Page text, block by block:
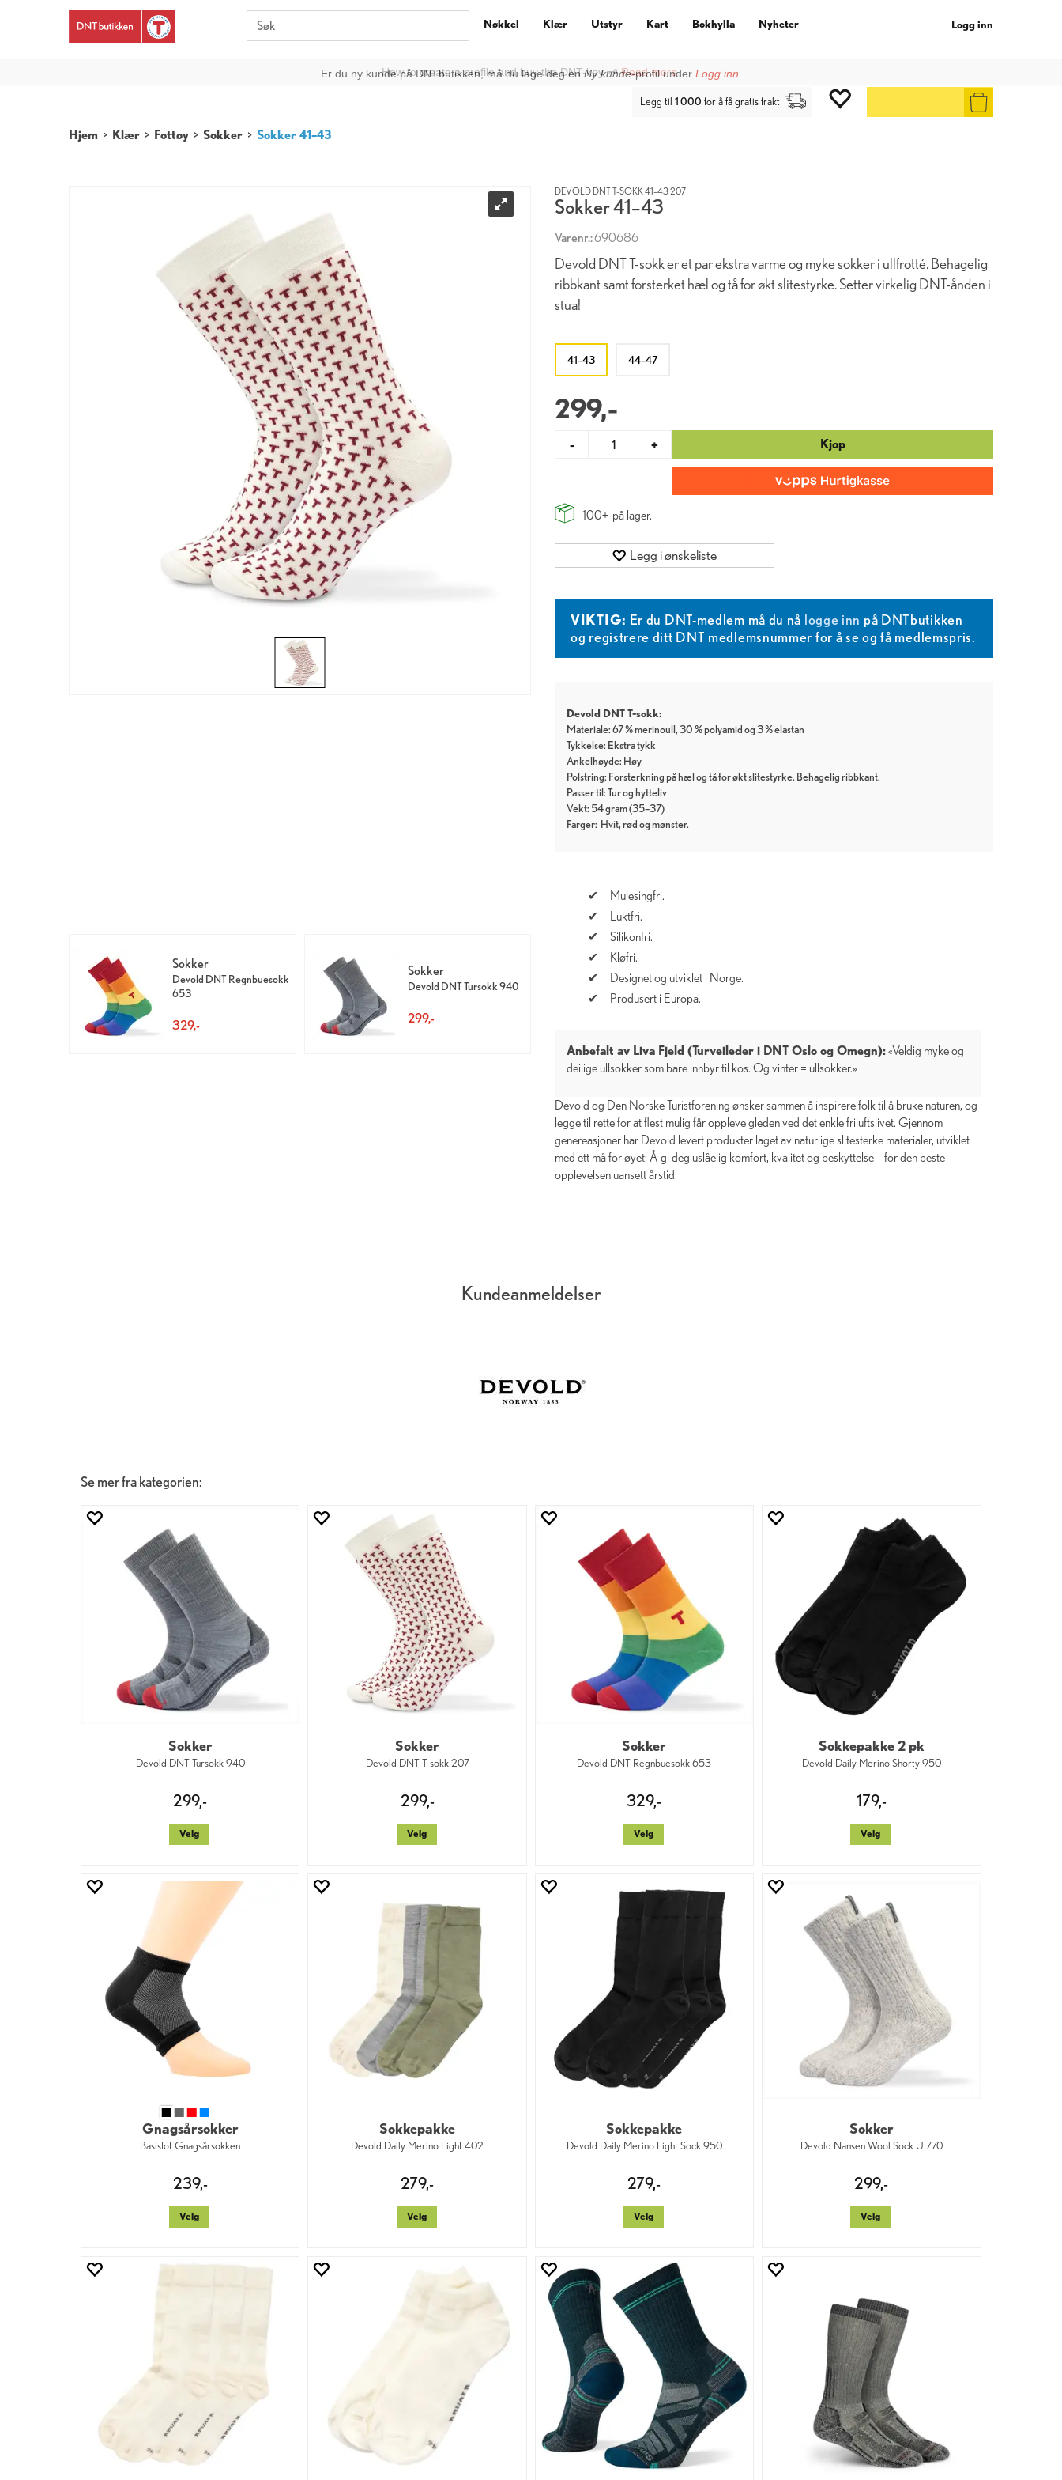
Logg inn
Er du ny kunde på DNTbutikken, må du lage deg enNy kunde-profil under Logg inn
Nøkkel Klær Utstyr Kart Bokhylla Nyheter
Legg til 1 000 for å få gratis frakt
Hjem > Klær > Fottøy > Sokker > Sokker 41–43
DEVOLD DNT T-SOKK 41–43 207
Sokker 41–43
Varenr.:690686
Devold DNT T-sokk er et par ekstra varme og myke sokker i ullfrotté. Behagelig
ribbkant samt forsterket hæl og tå for økt slitestyrke. Setter virkelig DNT-ånden i
stua!
41–43 44–47
299,-
- + Kjøp
100+ på lager.
Legg i ønskeliste
VIKTIG: Er du DNT-medlem må du nå logge inn på DNTbutikken
og registrere ditt DNT medlemsnummer for å se og få medlemspris.
Devold DNT T-sokk:
Materiale: 67 % merinoull, 30 % polyamid og 3 % elastan
Tykkelse: Ekstra tykk
Ankelhøyde: Høy
Polstring: Forsterkning på hæl og tå for økt slitestyrke. Behagelig ribbkant.
Passer til: Tur og hytteliv
Vekt: 54 gram (35–37)
Farger: Hvit rød mønster
Sokker
Devold DNT Regnbuesokk
653
329,-
Sokker
Devold DNT Tursokk 940
299,-
Mulesingfri.
Luktfri.
Silikonfri.
Kløfri.
Designet og utviklet i Norge.
Produsert i Europa.
Anbefalt av Liva Fjeld (Turveileder i DNT Oslo og Omegn):«Veldig myke og
deilige ullsokker som bare innbyr til kos. Og vinter = ullsokker.»
Devold og Den Norske Turistforening ønsker sammen å inspirere folk til å bruke naturen, og
legge til rette for at flest mulig får oppleve gleden ved det enkle friluftslivet. Gjennom
genereasjoner har Devold levert produkter laget av naturlige slitesterke materialer, utviklet
med ett må for øyet: Å gi deg uslåelig komfort, kvalitet og beskyttelse – for den beste
opplevelsen uansett årstid.
Kundeanmeldelser
Se mer fra kategorien:
Sokker
Devold DNT Tursokk 940
299,-
Velg
Sokker
Devold DNT T-sokk 207
299,-
Velg
Sokker
Devold DNT Regnbuesokk 653
329,-
Velg
Sokkepakke 2 pk
Devold Daily Merino Shorty 950
179,-
Velg
Gnagsårsokker
Basisfot Gnagsårsokken
239,-
Velg
Sokkepakke
Devold Daily Merino Light 402
279,-
Velg
Sokkepakke
Devold Daily Merino Light Sock 950
279,-
Velg
Sokker
Devold Nansen Wool Sock U 770
299,-
Velg